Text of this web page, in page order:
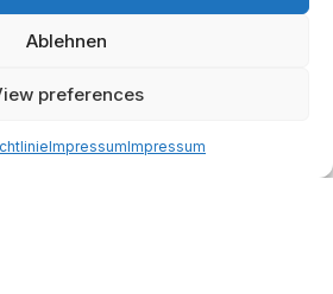
Ablehnen
preferences
ImpressumImpressum
Prognosen